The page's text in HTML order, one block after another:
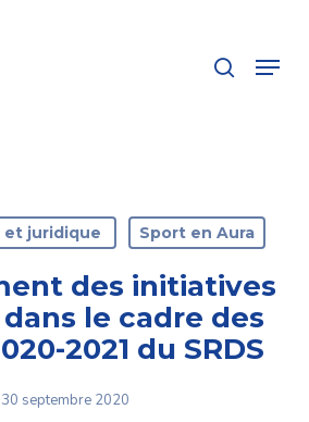
Menu
juridique Sport en Aura
des initiatives
le cadre des
2021 du SRDS
30 septembre 2020
Close